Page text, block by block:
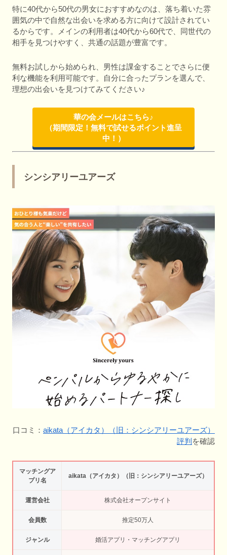
特に40代から50代の男女におすすめなのは、落ち着いた雰
囲気の中で自然な出会いを求める方に向けて設計されてい
るからです。メインの利用者は40代から60代で、同世代の
相手を見つけやすく、共通の話題が豊富です。
無料お試しから始められ、男性は課金することでさらに便
利な機能を利用可能です。自分に合ったプランを選んで、
理想の出会いを見つけてみてください♪
華の会メールはこちら♪
（期間限定！無料で試せるポイント進呈
中！）
シンシアリーユアーズ
口コミ： aikata（アイカタ）（旧：シンシアリーユアーズ）
評判 を確認
マッチングア
プリ名
aikata（アイカタ）（旧：シンシアリーユアーズ）
運営会社 株式会社オープンサイト
会員数 推定50万人
ジャンル 婚活アプリ・マッチングアプリ